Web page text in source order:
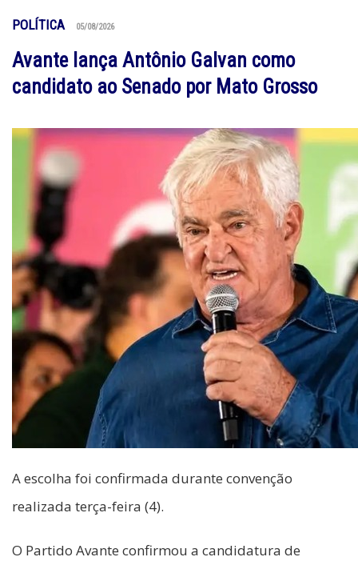
POLÍTICA 05/08/2026
Avante lança Antônio Galvan como
candidato ao Senado por Mato Grosso
A escolha foi confirmada durante convenção
realizada terça-feira (4).
O Partido Avante confirmou a candidatura de